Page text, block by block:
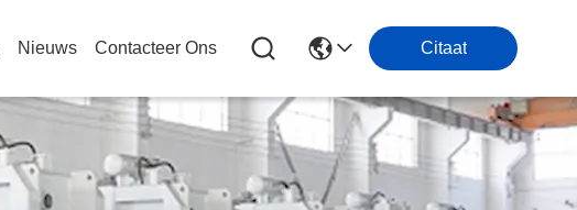
Nieuws Contacteer Ons Citaat